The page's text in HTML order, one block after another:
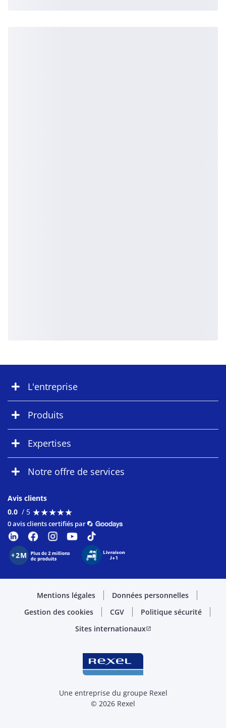
L'entreprise
Produits
Expertises
Notre offre de services
Avis clients
0.0 / 5 ★★★★★
★★★★★
0 avis clients certifiés par
Mentions légales
Données personnelles
Gestion des cookies
CGV
Politique sécurité
Sites internationauxopen_in_new
Une entreprise du groupe Rexel
© 2026 Rexel